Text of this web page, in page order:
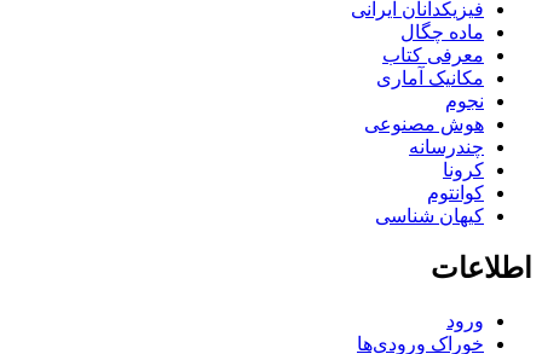
فیزیکدانان ایرانی
ماده چگال
معرفی کتاب
مکانیک آماری
نجوم
هوش مصنوعی
چندرسانه
کرونا
کوانتوم
کیهان شناسی
اطلاعات
ورود
خوراک ورودی‌ها